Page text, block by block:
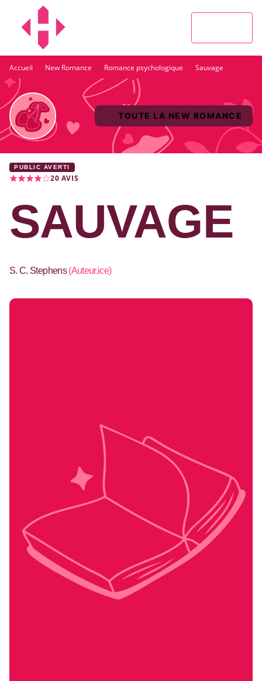
MENU
Accueil · New Romance · Romance psychologique · Sauvage
TOUTE LA NEW ROMANCE
PUBLIC AVERTI
20 AVIS
SAUVAGE
S. C. Stephens(Auteur.ice)